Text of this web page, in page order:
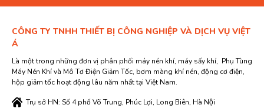
CÔNG TY TNHH THIẾT BỊ CÔNG NGHIỆP VÀ DỊCH VỤ VIỆT
Á
Là một trong những đơn vị phân phối máy nén khí, máy sấy khí, Phụ Tùng
Máy Nén Khí và Mô Tơ Điện Giảm Tốc, bơm màng khí nén, động cơ điện,
hộp giảm tốc hoạt động lâu năm nhất tại Việt Nam.
Trụ sở HN: Số 4 phố Võ Trung, Phúc Lợi, Long Biên, Hà Nội